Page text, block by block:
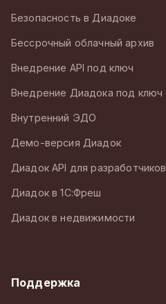
Безопасность в Диадоке
Бессрочный облачный архив
Внедрение API под ключ
Внедрение Диадока под ключ
Внутренний ЭДО
Демо-версия Диадок
Диадок API для разработчиков
Диадок в 1С:Фреш
Диадок в недвижимости
Поддержка